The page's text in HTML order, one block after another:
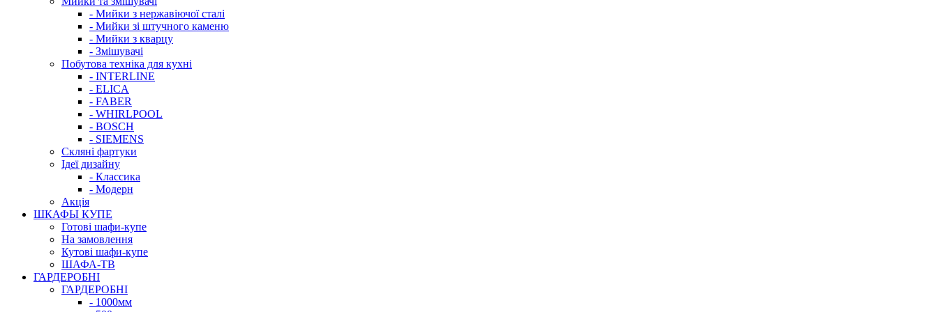
- Мийки з нержавіючої сталі
- Мийки зі штучного каменю
- Мийки з кварцу
- Змішувачі
Побутова техніка для кухні
- INTERLINE
- ELICA
- FABER
- WHIRLPOOL
- BOSCH
- SIEMENS
Скляні фартуки
Ідеї дизайну
- Класcика
- Модерн
Акція
ШКАФЫ КУПЕ
Готові шафи-купе
На замовлення
Кутові шафи-купе
ШАФА-ТВ
ГАРДЕРОБНІ
ГАРДЕРОБНІ
- 1000мм